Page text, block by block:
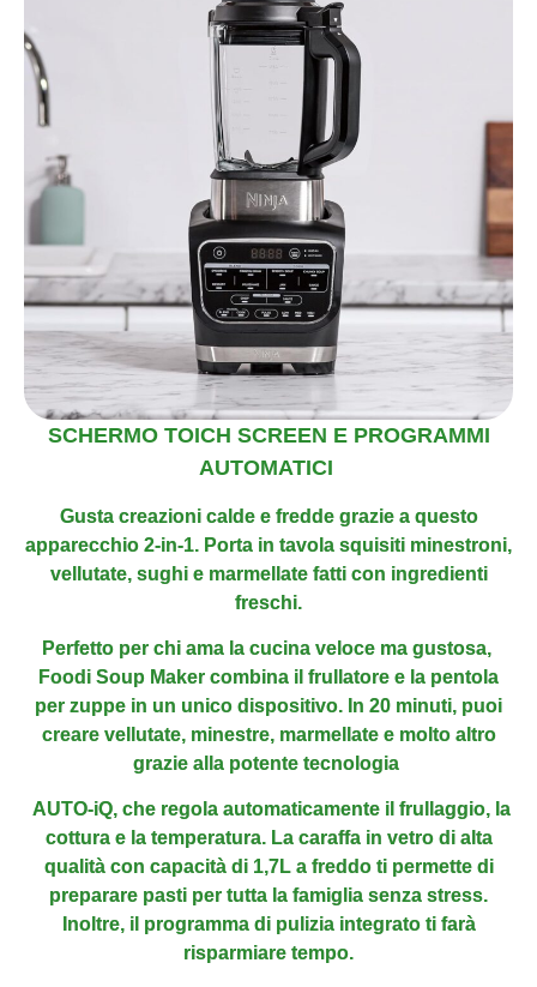
SCHERMO TOICH SCREEN E PROGRAMMI
AUTOMATICI
Gusta creazioni calde e fredde grazie a questo
apparecchio 2-in-1. Porta in tavola squisiti minestroni,
vellutate, sughi e marmellate fatti con ingredienti
freschi.
Perfetto per chi ama la cucina veloce ma gustosa,
Foodi Soup Maker combina il frullatore e la pentola
per zuppe in un unico dispositivo. In 20 minuti, puoi
creare vellutate, minestre, marmellate e molto altro
grazie alla potente tecnologia
AUTO-iQ, che regola automaticamente il frullaggio, la
cottura e la temperatura. La caraffa in vetro di alta
qualità con capacità di 1,7L a freddo ti permettedi
preparare pasti per tutta la famiglia senza stress.
Inoltre, il programma di pulizia integrato ti farà
risparmiare tempo.